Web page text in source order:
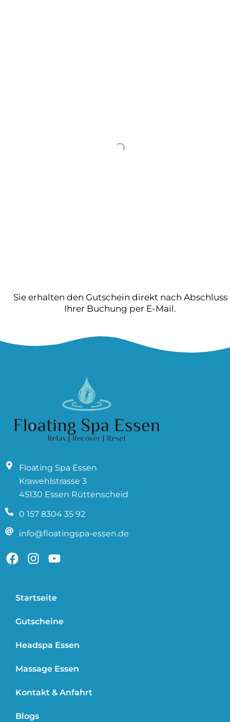
Sie erhalten den Gutschein direkt nach Abschluss
Ihrer Buchung per E-Mail.
Floating Spa Essen
Krawehlstrasse 3
45130 Essen Rüttenscheid
0 157 8304 35 92
info@floatingspa-essen.de
F
a
e
b
o
k
I
n
t
a
g
a
m
Y
t
u
b
Startseite
Gutscheine
Headspa Essen
Massage Essen
Kontakt & Anfahrt
Blogs